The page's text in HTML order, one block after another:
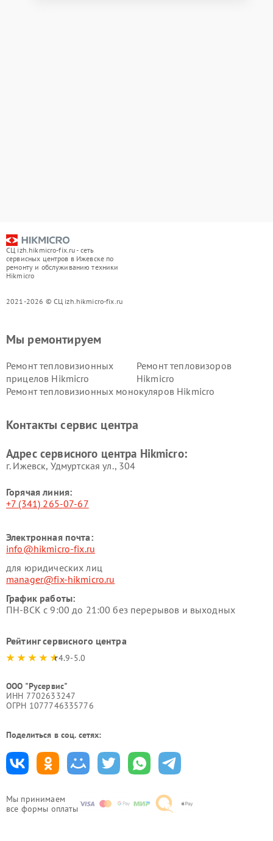
СЦ izh.hikmicro-fix.ru - сеть
сервисных центров в Ижевске по
ремонту и обслуживанию техники
Hikmicro
2021-2026 © СЦ izh.hikmicro-fix.ru
Мы принимаем
все формы оплаты
Мы ремонтируем
Ремонт тепловизионных
прицелов Hikmicro
Ремонт тепловизоров
Hikmicro
Ремонт тепловизионных монокуляров Hikmicro
Контакты сервис центра
Адрес сервисного центра Hikmicro:
г. Ижевск, Удмуртская ул., 304
Горячая линия:
+7 (341) 265-07-67
Электронная почта:
info@hikmicro-fix.ru
для юридических лиц
manager@fix-hikmicro.ru
График работы:
ПН-ВСК с 9:00 до 21:00 без перерывов и выходных
Рейтинг сервисного центра
4.9-5.0
ООО "Русервис"
ИНН 7702633247
ОГРН 1077746335776
Поделиться в соц. сетях: